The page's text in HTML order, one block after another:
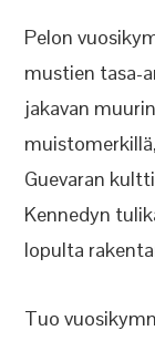
Pelon
mustien tasa-
jakavan
Guevaran
Kennedyn
lopulta
Tuo